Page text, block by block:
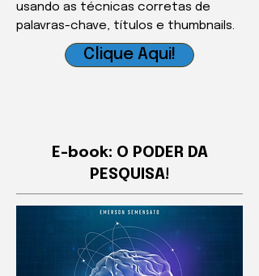
usando as técnicas corretas de
palavras-chave, títulos e thumbnails.
Clique Aqui!
E-book: O PODER DA
PESQUISA!